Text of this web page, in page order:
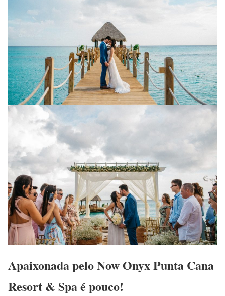
Apaixonada peloNow Onyx Punta Cana
Resort & Spaé pouco!